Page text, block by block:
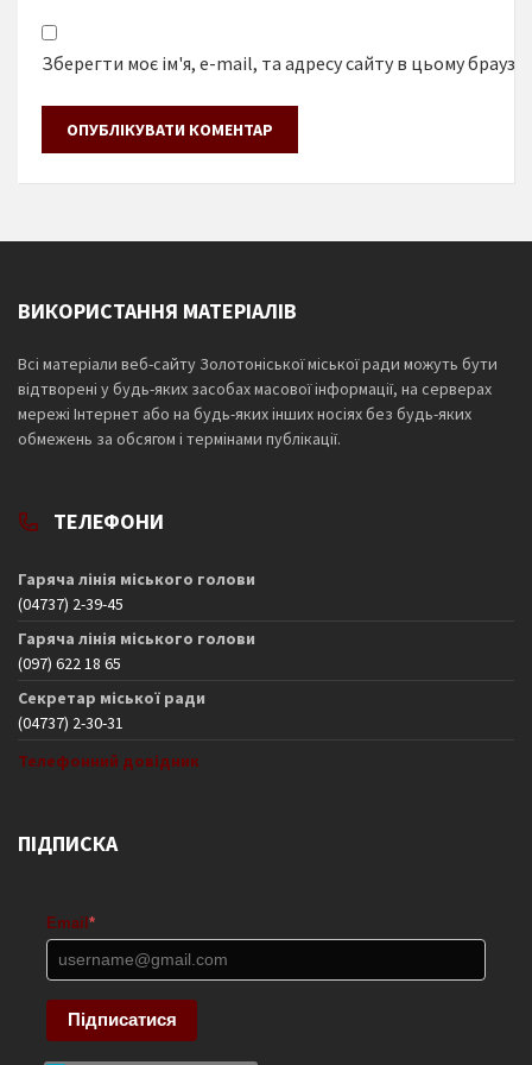
Зберегти моє ім'я, e-mail, та адресу сайту в цьому
ВИКОРИСТАННЯ МАТЕРІАЛІВ
Всі матеріали веб-сайту Золотоніської міської ради можуть бути
відтворені у будь-яких засобах масової інформації, на серверах
мережі Інтернет або на будь-яких інших носіях без будь-яких
обмежень за обсягом і термінами публікації.
ТЕЛЕФОНИ
Гаряча лінія міського голови
(04737) 2-39-45
Гаряча лінія міського голови
(097) 622 18 65
Секретар міської ради
(04737) 2-30-31
Телефонний довідник
ПІДПИСКА
Email *
Підписатися